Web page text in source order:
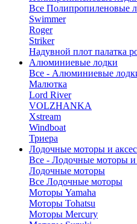
Все Полипропиленовые
Swimmer
Roger
Striker
Надувной плот палатка
Алюминиевые лодки
Все - Алюминиевые
Малютка
Lord River
VOLZHANKA
Xstream
Windboat
Триера
Лодочные моторы и
Все - Лодочные моторы и
Лодочные моторы
Все Лодочные моторы
Моторы Yamaha
Моторы Tohatsu
Моторы Mercury